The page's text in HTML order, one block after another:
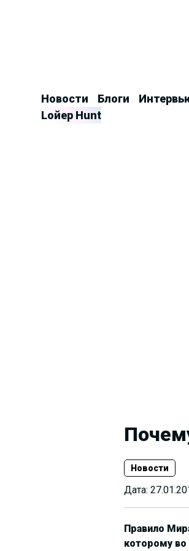
Новости Блоги
Lойер Hunt
Новости
Дата:
Правило
которому